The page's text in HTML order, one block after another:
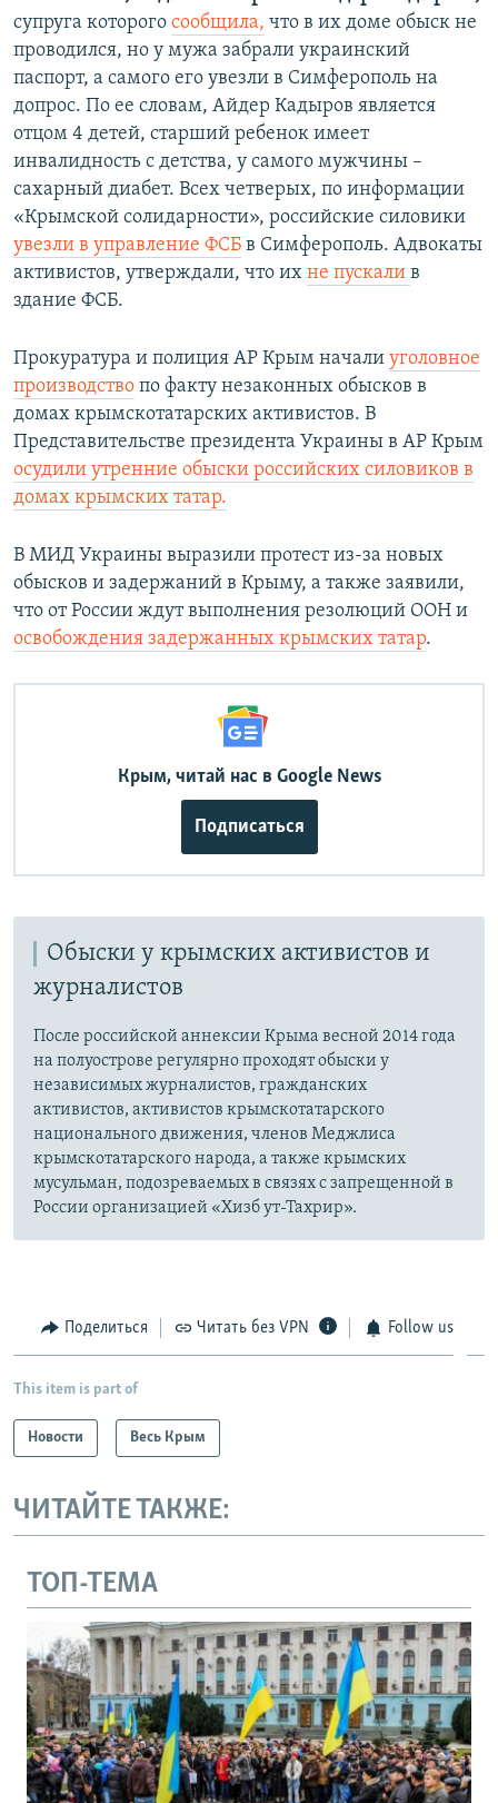
супруга которого сообщила, что в их доме обыск не
проводился, но у мужа забрали украинский
паспорт, а самого его увезли в Симферополь на
допрос. По ее словам, Айдер Кадыров является
отцом 4 детей, старший ребенок имеет
инвалидность с детства, у самого мужчины –
сахарный диабет. Всех четверых, по информации
«Крымской солидарности», российские силовики
увезли в управление ФСБ в Симферополь. Адвокаты
активистов, утверждали, что их не пускали в
здание ФСБ.
Прокуратура и полиция АР Крым начали уголовное
производство по факту незаконных обысков в
домах крымскотатарских активистов. В
Представительстве президента Украины в АР Крым
осудили утренние обыски российских силовиков в
домах крымских татар.
В МИД Украины выразили протест из-за новых
обысков и задержаний в Крыму, а также заявили,
что от России ждут выполнения резолюций ООН и
освобождения задержанных крымских татар.
Крым, читай нас в Google News
Подписаться
Обыски у крымских активистов и
журналистов
После российской аннексии Крыма весной 2014 года
на полуострове регулярно проходят обыски у
независимых журналистов, гражданских
активистов, активистов крымскотатарского
национального движения, членов Меджлиса
крымскотатарского народа, а также крымских
мусульман, подозреваемых в связях с запрещенной в
России организацией «Хизб ут-Тахрир».
Поделиться Читать без VPN Follow us
This item is part of
Новости Весь Крым
ЧИТАЙТЕ ТАКЖЕ:
ТОП-ТЕМА